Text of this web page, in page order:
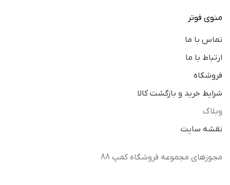
منوی فوتر
تماس با ما
ارتباط با ما
فروشکاه
شرایط خرید و بازگشت کالا
وبلاگ
نقشه سایت
مجوزهای مجموعه فروشگاه کمپ 88